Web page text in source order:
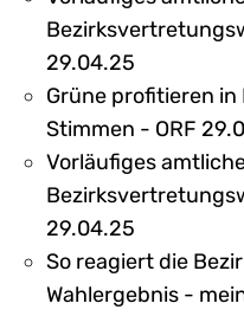
29.04.25
Grüne profitieren in
Stimmen - ORF
Vorläufiges
29.04.25
So reagiert die
Wahlergebnis -